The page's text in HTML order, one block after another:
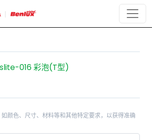
016 彩泡(T型)
颜色、尺寸、材料等和其他特定要求，以获得准确